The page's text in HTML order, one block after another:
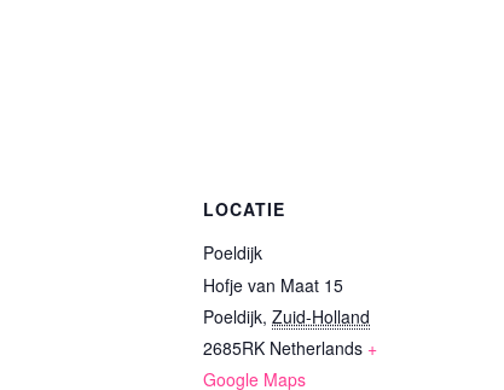
LOCATIE
Poeldijk
Hofje van Maat 15
Poeldijk, Zuid-Holland
2685RK Netherlands +
Google Maps